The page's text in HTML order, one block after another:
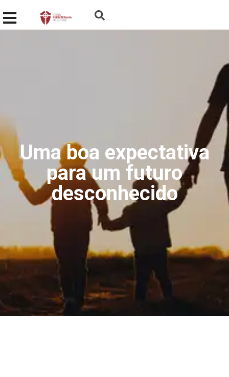
Uma boa expectativa
para um futuro
desconhecido